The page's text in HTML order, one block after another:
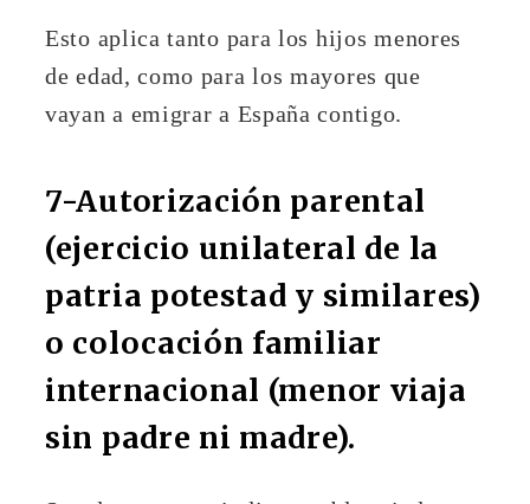
Esto aplica tanto para los hijos menores
de edad, como para los mayores que
vayan a emigrar a España contigo.
7-Autorización parental
(ejercicio unilateral de la
patria potestad y similares)
o colocación familiar
internacional (menor viaja
sin padre ni madre).